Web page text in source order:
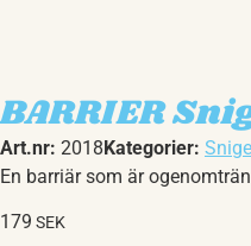
BARRIER
Art.nr: 2018Kategorier:
En barriär som är
179 SEK